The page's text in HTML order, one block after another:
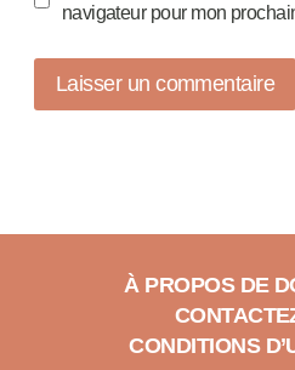
navigateur pour mon
À PROPOS DE
CONDITIONS